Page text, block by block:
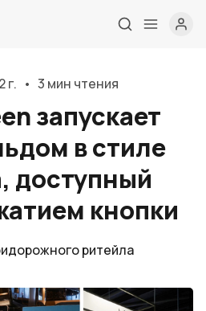
Главная
г. • 3 мин чтения
запускает
в стиле
доступный
кнопки
ритейла